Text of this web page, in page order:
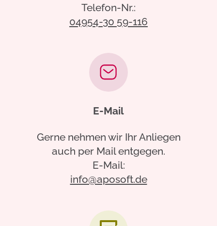
Telefon-Nr.:
04954-30 59-116
E-Mail
Gerne nehmen wir Ihr Anliegen
auch per Mail entgegen.
E-Mail:
info@aposoft.de